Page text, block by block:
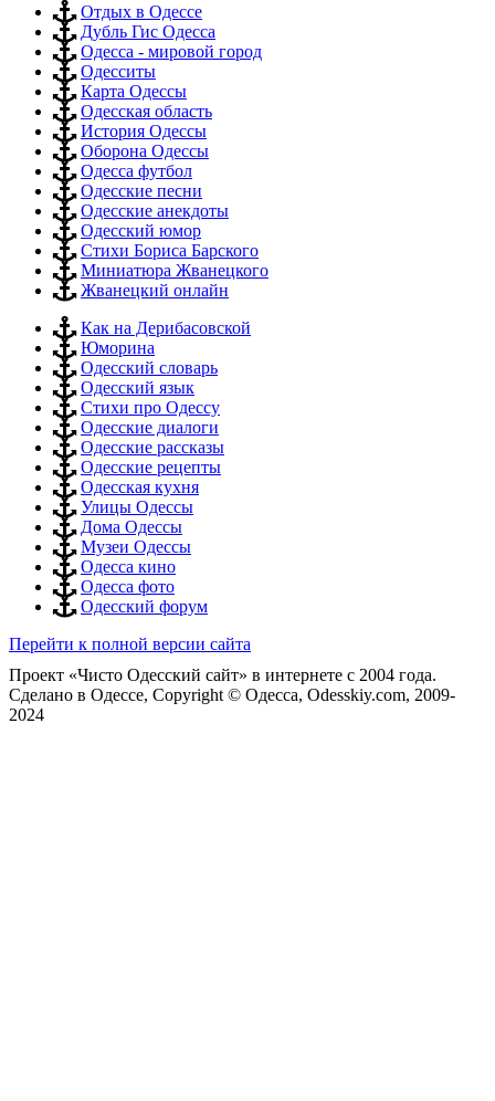
Отдых в Одессе
Дубль Гис Одесса
Одесса - мировой город
Одесситы
Карта Одессы
Одесская область
История Одессы
Оборона Одессы
Одесса футбол
Одесские песни
Одесские анекдоты
Одесский юмор
Стихи Бориса Барского
Миниатюра Жванецкого
Жванецкий онлайн
Как на Дерибасовской
Юморина
Одесский словарь
Одесский язык
Стихи про Одессу
Одесские диалоги
Одесские рассказы
Одесские рецепты
Одесская кухня
Улицы Одессы
Дома Одессы
Музеи Одессы
Одесса кино
Одесса фото
Одесский форум
Перейти к полной версии сайта
Проект «Чисто Одесский сайт» в интернете с 2004 года.
Сделано в Одессе, Copyright © Одесса, Odesskiy.com, 2009-
2024